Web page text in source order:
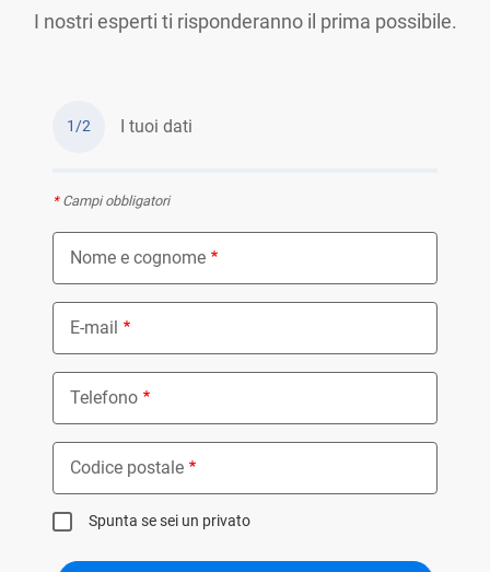
I nostri esperti ti risponderanno il prima possibile.
1/2 I tuoi dati
*Campi obbligatori
Nome e cognome
E-mail
Telefono
Codice postale
Spunta se sei un privato